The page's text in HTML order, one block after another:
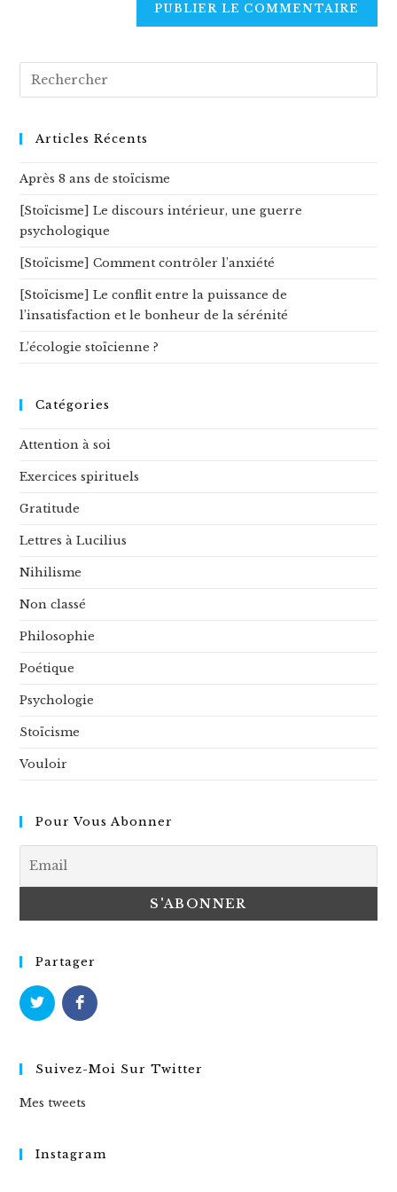
Rechercher
sur
siteArticles Récents
Après 8 ans de stoïcisme
[Stoïcisme] Le discours intérieur, une guerre
psychologique
[Stoïcisme] Comment contrôler l’anxiété
[Stoïcisme] Le conflit entre la puissance de
l’insatisfaction et le bonheur de la sérénité
L’écologie stoïcienne ?
Catégories
Attention à soi
Exercices spirituels
Gratitude
Lettres à Lucilius
Nihilisme
Non classé
Philosophie
Poétique
Psychologie
Stoïcisme
Vouloir
Pour Vous Abonner
Partager
Suivez-Moi Sur Twitter
Mes tweets
Instagram